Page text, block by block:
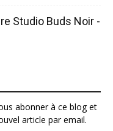
Studio Buds Noir -
abonner à ce blog et
article par email.